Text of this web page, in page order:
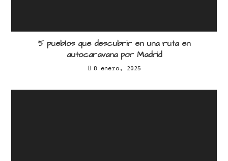
5 pueblos que descubrir en una ruta en
autocaravana por Madrid
8 enero, 2025